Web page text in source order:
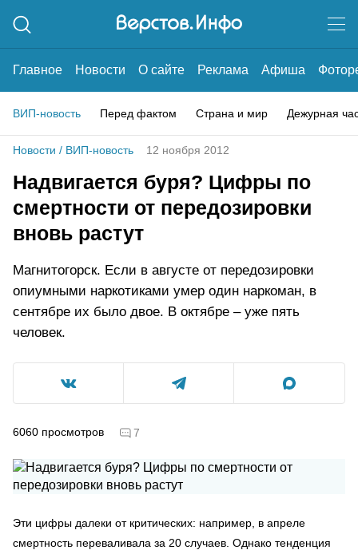
Главное Новости О сайте Реклама Афиша
ВИП-новость Перед фактом Страна и мир Дежурная
Новости / ВИП-новость 12 ноября 2012
Надвигается буря? Цифры по
смертности от передозировки
вновь растут
Магнитогорск. Если в августе от передозировки
опиумными наркотиками умер один наркоман, в
сентябре их было двое. В октябре – уже пять
человек.
6060 просмотров 7
Эти цифры далеки от критических: например, в апреле
смертность переваливала за 20 случаев. Однако тенденция